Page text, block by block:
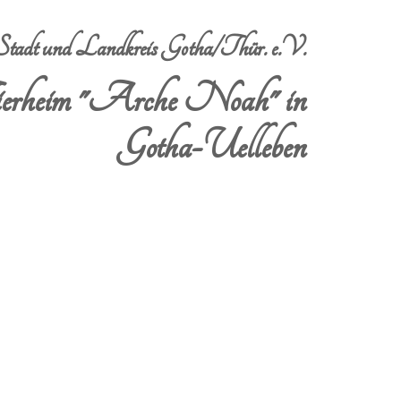
und Landkreis Gotha/Thür. e.V.
"Arche Noah" in
Gotha-Uelleben